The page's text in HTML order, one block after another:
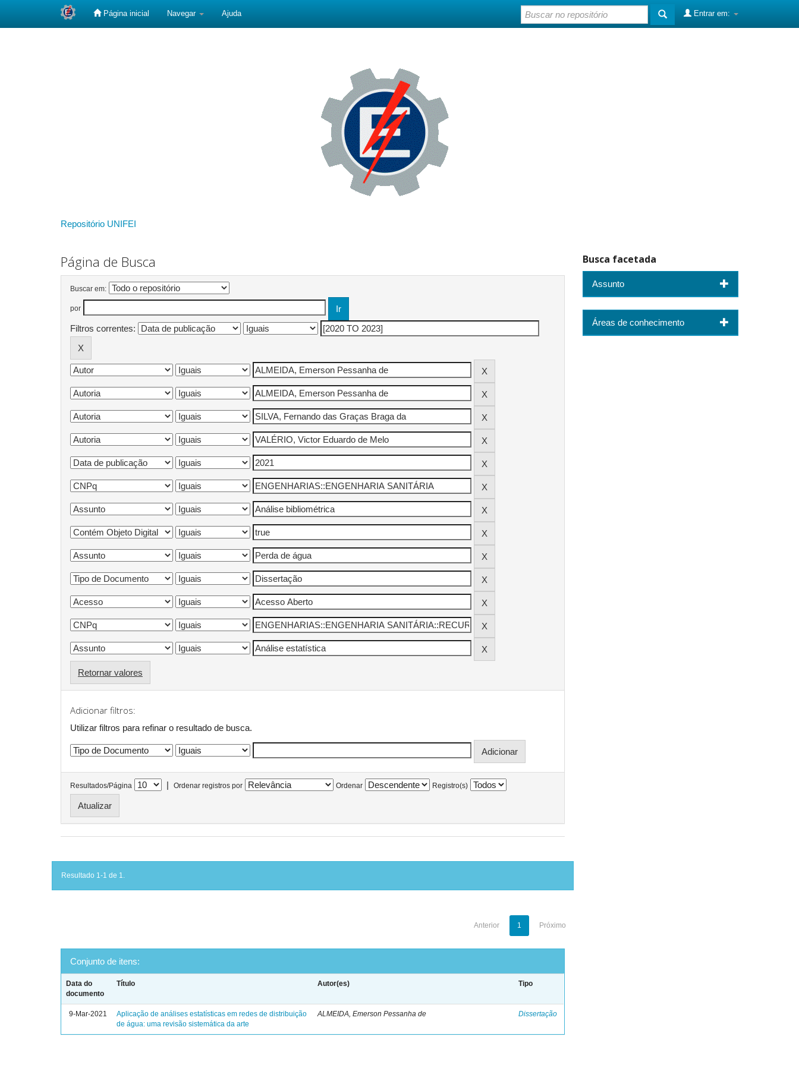
Página inicial Navegar Ajuda Entrar em:
Repositório UNIFEI
Página de Busca
Buscar em:
por
Filtros correntes:
Retornar valores
Adicionar filtros:
Utilizar filtros para refinar o resultado de busca.
Resultados/Página | Ordenar registros por Ordenar Registro(s)
Resultado 1-1 de 1.
Anterior 1 Próximo
Conjunto de itens:
Data do
documento
Título Autor(es) Tipo
9-Mar-2021
Aplicação de análises estatísticas em redes de distribuição
de água: uma revisão sistemática da arte
ALMEIDA, Emerson Pessanha de Dissertação
Busca facetada
Assunto
Áreas de conhecimento